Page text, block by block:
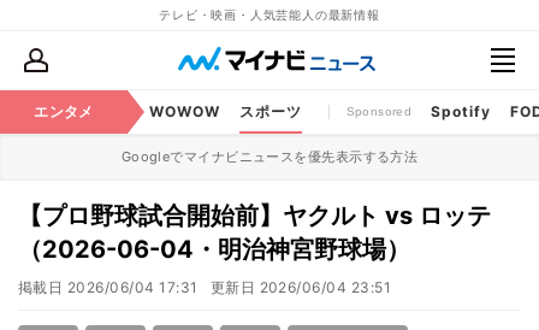
テレビ・映画・人気芸能人の最新情報
エンタメ
・CS番組 WOWOW スポーツ Sponsored Spotify
Googleでマイナビニュースを優先表示する方法
【プロ野球試合開始前】ヤクルト vs ロッテ
（2026-06-04・明治神宮野球場）
掲載日 2026/06/04 17:31 更新日 2026/06/04 23:51